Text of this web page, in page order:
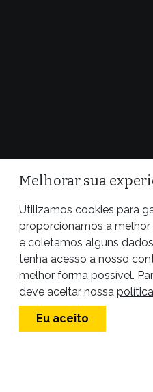
Melhorar sua
Utilizamos cookies para
proporcionamos a
e coletamos alguns
tenha acesso a nosso
melhor forma possível.
deve aceitar nossa
Eu aceito